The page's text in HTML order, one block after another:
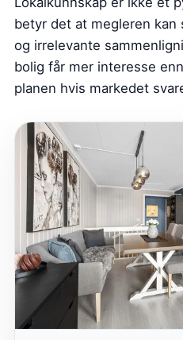
betyr det at megleren kan
og irrelevante
bolig får mer interesse
planen hvis markedet